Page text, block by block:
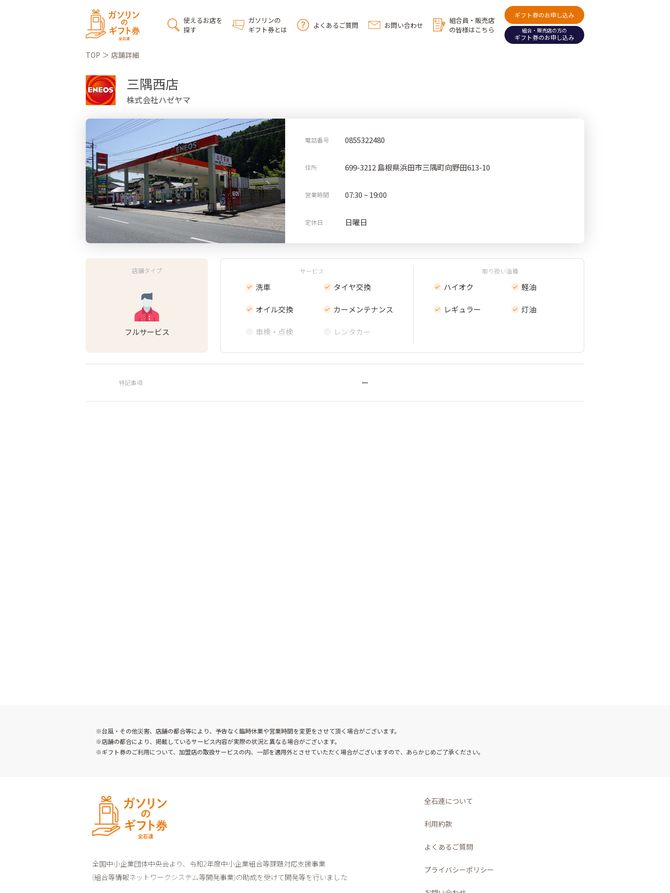
使えるお店を
探す
ガソリンの
ギフト券とは
よくあるご質問 お問い合わせ
組合員・販売店
の皆様はこちら
ギフト券のお申し込み
組合・販売店の方の
ギフト券のお申し込み
TOP 店舗詳細
三隅西店
株式会社ハゼヤマ
電話番号 0855322480
住所 699-3212 島根県浜田市三隅町向野田613-10
営業時間 07:30 ~ 19:00
定休日 日曜日
店舗タイプ
フルサービス
サービス
洗車
オイル交換
車検・点検
タイヤ交換
カーメンテナンス
レンタカー
取り扱い油種
ハイオク
レギュラー
軽油
灯油
特記事項 ー
※台風・その他災害、店舗の都合等により、予告なく臨時休業や営業時間を変更をさせて頂く場合がございます。
※店舗の都合により、掲載しているサービス内容が実際の状況と異なる場合がございます。
※ギフト券のご利用について、加盟店の取扱サービスの内、一部を適用外とさせていただく場合がございますので、あらかじめご了承ください。
全国中小企業団体中央会より、 令和2年度中小企業組合等課題対応支援事業
(組合等情報ネットワークシステム等開発事業)の助成を受けて開発等を行いました
全石連について
利用約款
よくあるご質問
プライバシーポリシー